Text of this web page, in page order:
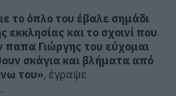
το όπλο του έβαλε σημάδι
και το σχοινί που
Γιώργης του εύχομαι
σκάγια και βλήματα από
του», έγραψε